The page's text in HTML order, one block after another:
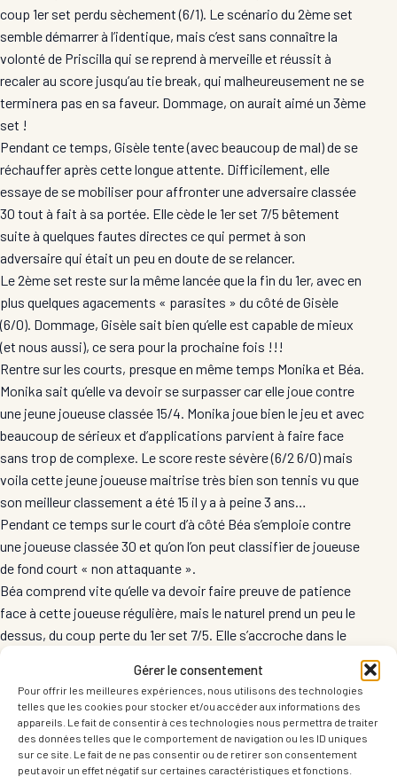
Gérer le consentement
Pour offrir les meilleures expériences, nous utilisons des technologies
telles que les cookies pour stocker et/ou accéder aux informations des
appareils. Le fait de consentir à ces technologies nous permettra de traiter
des données telles que le comportement de navigation ou les ID uniques
sur ce site. Le fait de ne pas consentir ou de retirer son consentement
peut avoir un effet négatif sur certaines caractéristiques et fonctions.
coup 1er set perdu sèchement (6/1). Le scénario du 2ème set
semble démarrer à l’identique, mais c’est sans connaître la
volonté de Priscilla qui se reprend à merveille et réussit à
recaler au score jusqu’au tie break, qui malheureusement ne se
terminera pas en sa faveur. Dommage, on aurait aimé un 3ème
set !
Pendant ce temps, Gisèle tente (avec beaucoup de mal) de se
réchauffer après cette longue attente. Difficilement, elle
essaye de se mobiliser pour affronter une adversaire classée
30 tout à fait à sa portée. Elle cède le 1er set 7/5 bêtement
suite à quelques fautes directes ce qui permet à son
adversaire qui était un peu en doute de se relancer.
Le 2ème set reste sur la même lancée que la fin du 1er, avec en
plus quelques agacements « parasites » du côté de Gisèle
(6/0). Dommage, Gisèle sait bien qu’elle est capable de mieux
(et nous aussi), ce sera pour la prochaine fois !!!
Rentre sur les courts, presque en même temps Monika et Béa.
Monika sait qu’elle va devoir se surpasser car elle joue contre
une jeune joueuse classée 15/4. Monika joue bien le jeu et avec
beaucoup de sérieux et d’applications parvient à faire face
sans trop de complexe. Le score reste sévère (6/2 6/0) mais
voila cette jeune joueuse maitrise très bien son tennis vu que
son meilleur classement a été 15 il y a à peine 3 ans…
Pendant ce temps sur le court d’à côté Béa s’emploie contre
une joueuse classée 30 et qu’on l’on peut classifier de joueuse
de fond court « non attaquante ».
Béa comprend vite qu’elle va devoir faire preuve de patience
face à cette joueuse régulière, mais le naturel prend un peu le
dessus, du coup perte du 1er set 7/5. Elle s’accroche dans le
2ème set pour ne pas céder systématiquement à l’envie
d’attaquer des balles lentes ou longues liftées et parvient à
maitriser le 2ème set 6/4). Grâce à un bon physique et et aux
encouragements de ses coéquipières transies de froid, elle
réussit à bien gérer le 3ème set (6/1).
Vient le double, tardif et glacial (température 2°) Gisèle et